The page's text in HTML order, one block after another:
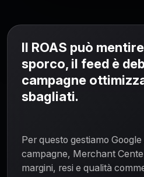
Il ROAS può
sporco, il feed è
campagne
sbagliati.
Per questo gestiamo
campagne, Merchant
margini, resi e qualità